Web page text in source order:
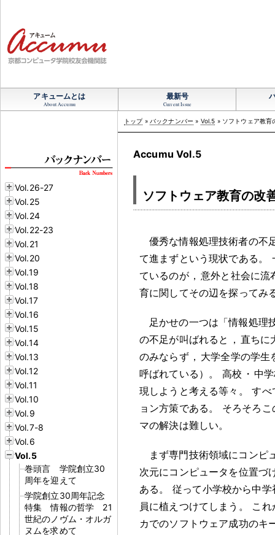
アキュームとは
About Accumu
最新号
Current Issue
Vol.26-27
Vol.25
Vol.24
Vol.22-23
Vol.21
Vol.20
Vol.19
Vol.18
Vol.17
Vol.16
Vol.15
Vol.14
Vol.13
Vol.12
Vol.11
Vol.10
Vol.9
Vol.7-8
Vol.6
Vol.5
巻頭言 学院創立30
周年を迎えて
学院創立30周年記念
特集 情報の哲学 21
世紀のノヴム・オルガ
ヌムを求めて
トップ» バックナンバー » Vol.5 » ソフトウェア教育
Accumu Vol.5
ソフトウェア教育の改
優秀な情報処理技術者の不
て進まずという現状である 。
ているのが ， 意外と社会に流
育に関してその辺を探ってみ
足かせの一つは「情報処理
の不足が叫ばれると ， 直ちに
のみならず ， 大学全学の学生
呼ばれている） 。 高校 ・ 中
現しようと考える等々 。
すべ
ョン方策である 。
そろそろ
マの解決は難しい。
まず専門技術領域にコンピ
次元にコンピュータを位置づ
ある 。
従って小学校から中
員に植えつけてしまう 。
これ
カでのソフトウェア成功のキ